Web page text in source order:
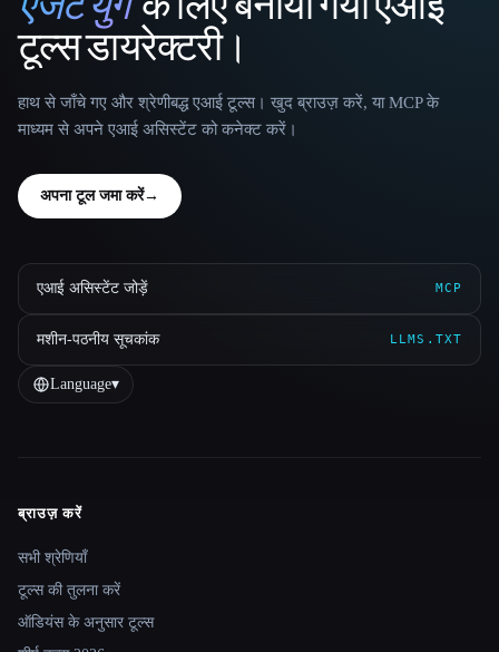
That AI Collection
टूल्स डायरेक्टरी।
हाथ से जाँचे गए और श्रेणीबद्ध एआई टूल्स। खुद ब्राउज़ करें, या MCP के
माध्यम से अपने एआई असिस्टेंट को कनेक्ट करें।
अपना टूल जमा करें→
एआई असिस्टेंट जोड़ें MCP
मशीन-पठनीय सूचकांक LLMS.TXT
Language▾
Site navigation
ब्राउज़ करें
सभी श्रेणियाँ
टूल्स की तुलना करें
ऑडियंस के अनुसार टूल्स